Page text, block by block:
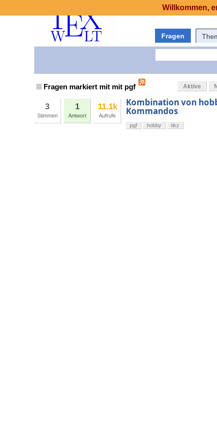
Fragen
Fragen markiert mit mit pgf Aktive
3
Stimmen
1
Antwort
11.1k
Aufrufe
Kombination von
Kommandos
pgf hobby tikz
Willkommen,